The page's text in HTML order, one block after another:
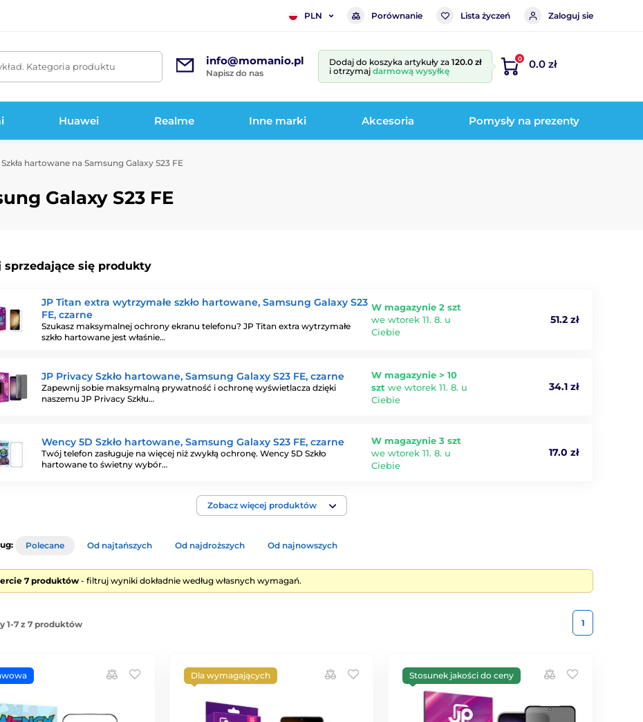
PLN Porównanie Lista życzeń Zaloguj sie
Kategoria produktu info@momanio.pl
Napisz do nas
Dodaj do koszyka artykuły za 120.0 zł
i otrzymaj darmową wysyłkę
0 0.0 zł
Huawei Realme Inne marki Akcesoria Pomysły na prezenty
Szkła hartowane na Samsung Galaxy S23 FE
Galaxy S23 FE
sprzedające się produkty
JP Titan extra wytrzymałe szkło hartowane, Samsung Galaxy S23
FE, czarne
Szukasz maksymalnej ochrony ekranu telefonu? JP Titan extra wytrzymałe
szkło hartowane jest właśnie…
W magazynie 2 szt
we wtorek 11. 8. u
Ciebie
51.2 zł
JP Privacy Szkło hartowane, Samsung Galaxy S23 FE, czarne
Zapewnij sobie maksymalną prywatność i ochronę wyświetlacza dzięki
naszemu JP Privacy Szkłu…
W magazynie > 10
szt we wtorek 11. 8. u
Ciebie
34.1 zł
Wency 5D Szkło hartowane, Samsung Galaxy S23 FE, czarne
Twój telefon zasługuje na więcej niż zwykłą ochronę. Wency 5D Szkło
hartowane to świetny wybór…
W magazynie 3 szt
we wtorek 11. 8. u
Ciebie
17.0 zł
Zobacz więcej produktów
Polecane Od najtańszych Od najdroższych Od najnowszych
7 produktów - filtruj wyniki dokładnie według własnych wymagań.
1-7 z 7 produktów 1
Dla wymagających Stosunek jakości do ceny